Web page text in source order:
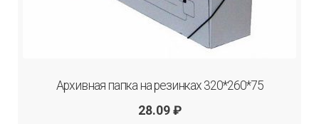
Архивная папка на резинках 320*260*75
28.09 ₽